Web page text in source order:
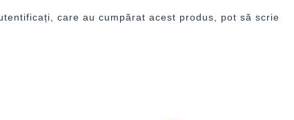
care au cumpărat acest produs, pot să scrie